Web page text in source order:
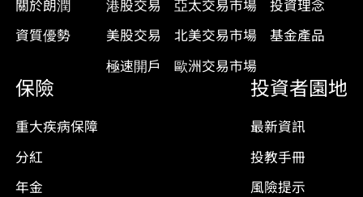
關於朗潤
資質優勢
港股交易
美股交易
極速開戶
亞太交易市場
北美交易市場
歐洲交易市場
投資理念
基金產品
保險
重大疾病保障
分紅
年金
投資者園地
最新資訊
投教手冊
風險提示